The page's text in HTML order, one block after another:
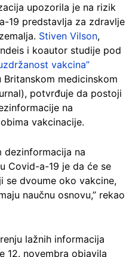
upozorila je na rizik
19 predstavlja za zdravlje
Stiven Vilson,
i koautor studije pod
vakcina”
medicinskom
potvrđuje da postoji
na
vakcinacije.
dezinformacija na
Covid-a-19 je da će se
se dvoume oko vakcine,
naučnu osnovu,” rekao
lažnih informacija
12. novembra objavila